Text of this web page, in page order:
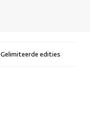
Gelimiteerde edities